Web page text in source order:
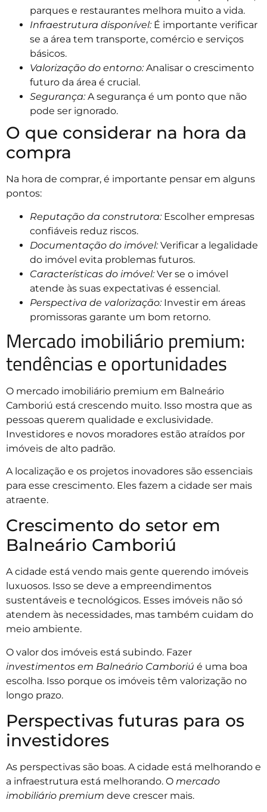
parques e restaurantes melhora muito a vida.
Infraestrutura disponível:É importante verificar
se a área tem transporte, comércio e serviços
básicos.
Valorização do entorno:Analisar o crescimento
futuro da área é crucial.
Segurança:A segurança é um ponto que não
pode ser ignorado.
O que considerar na hora da
compra
Na hora de comprar, é importante pensar em alguns
pontos:
Reputação da construtora:Escolher empresas
confiáveis reduz riscos.
Documentação do imóvel:Verificar a legalidade
do imóvel evita problemas futuros.
Características do imóvel:Ver se o imóvel
atende às suas expectativas é essencial.
Perspectiva de valorização:Investir em áreas
promissoras garante um bom retorno.
Mercado imobiliário premium:
tendências e oportunidades
O mercado imobiliário premium em Balneário
Camboriú está crescendo muito. Isso mostra que as
pessoas querem qualidade e exclusividade.
Investidores e novos moradores estão atraídos por
imóveis de alto padrão.
A localização e os projetos inovadores são essenciais
para esse crescimento. Eles fazem a cidade ser mais
atraente.
Crescimento do setor em
Balneário Camboriú
A cidade está vendo mais gente querendo imóveis
luxuosos. Isso se deve a empreendimentos
sustentáveis e tecnológicos. Esses imóveis não só
atendem às necessidades, mas também cuidam do
meio ambiente.
O valor dos imóveis está subindo. Fazer
investimentos em Balneário Camboriú é uma boa
escolha. Isso porque os imóveis têm valorização no
longo prazo.
Perspectivas futuras para os
investidores
As perspectivas são boas. A cidade está melhorando e
a infraestrutura está melhorando. O mercado
imobiliário premium deve crescer mais.